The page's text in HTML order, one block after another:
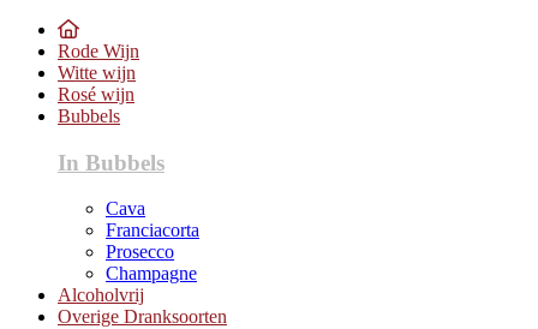
Rode Wijn
Witte wijn
Rosé wijn
Bubbels
In Bubbels
Cava
Franciacorta
Prosecco
Champagne
Alcoholvrij
Overige Dranksoorten